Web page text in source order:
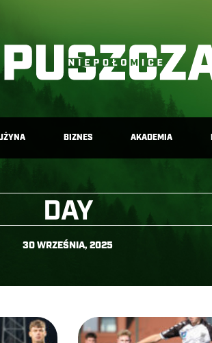
BIZNES AKADEMIA
DAY
30 WRZEŚNIA, 2025